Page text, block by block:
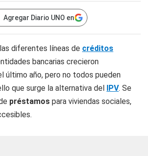
Agregar Diario UNO en
diferentes líneas de créditos
bancarias crecieron
último año, pero no todos pueden
que surge la alternativa del IPV. Se
préstamos para viviendas sociales,